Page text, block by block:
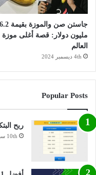
جاستن صن والموزة بقيمة 6.2
مليون دولار: قصة أغلى
العالم
4th ديسمبر 2024
Popular Posts
ربح
10th سبتمبر 2022